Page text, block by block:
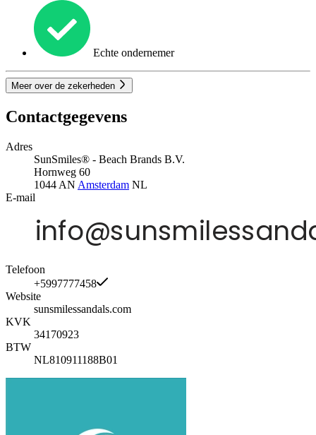
Echte ondernemer
Meer over de zekerheden
Contactgegevens
Adres
SunSmiles® - Beach Brands B.V.
Hornweg 60
1044 AN Amsterdam NL
E-mail
Telefoon
+5997777458
Website
sunsmilessandals.com
KVK
34170923
BTW
NL810911188B01